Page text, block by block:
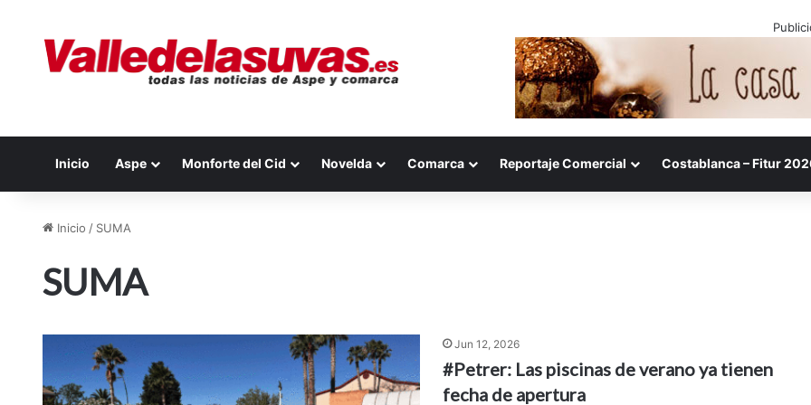
Inicio Aspe Monforte del Cid Novelda Comarca Reportaje Comercial Costablanca – Fitur
Inicio / SUMA
SUMA
Jun 12, 2026
#Petrer: Las piscinas de verano ya tienen
fecha de apertura